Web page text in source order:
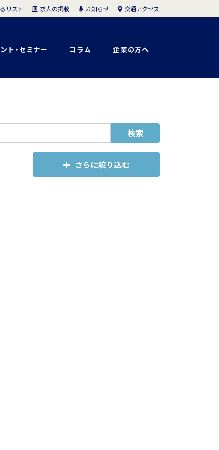
ト・セミナー コラム 企業の方へ
リスト 求人の掲載 お知らせ 交通アクセス
さらに絞り込む